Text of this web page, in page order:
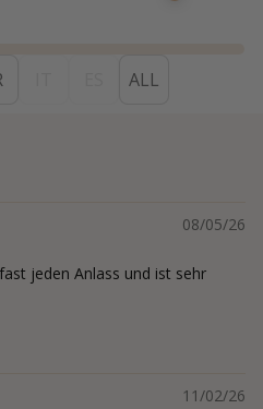
ALL
08/05/26
jeden Anlass und ist sehr
11/02/26